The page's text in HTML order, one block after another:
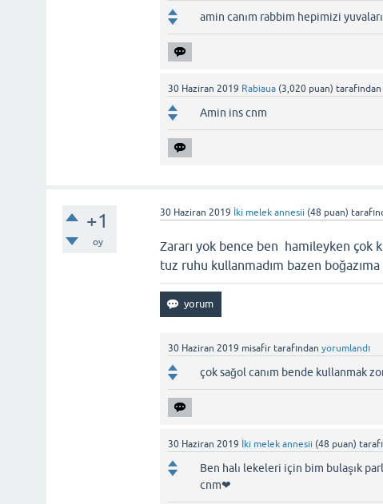
amin canım rabbim hepimizi
30 Haziran 2019 Rabiaua (3,020 puan) tarafından
Amin ins cnm
+1
oy
30 Haziran 2019 İki melek annesii (48 puan)
Zararı yok bence ben hamileyken çok
tuz ruhu kullanmadım bazen
30 Haziran 2019 misafir tarafından yorumlandı
çok sağol canım bende kullanmak
30 Haziran 2019 İki melek annesii (48 puan)
Ben halı lekeleri için bim bulaşık
cnm❤